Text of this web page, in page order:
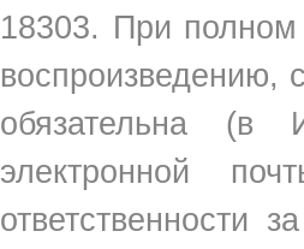
18303. При полном
обязательна
электронной
ответственности